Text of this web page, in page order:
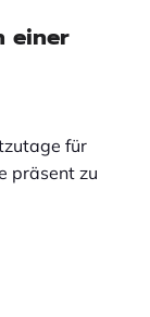
einer
für
präsent zu